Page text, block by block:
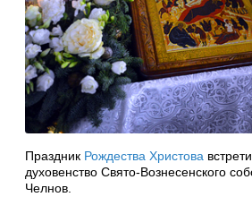
Праздник Рождества Христова
духовенство Свято-Вознесенского
Челнов.